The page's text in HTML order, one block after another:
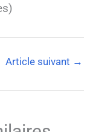
Article suivant →